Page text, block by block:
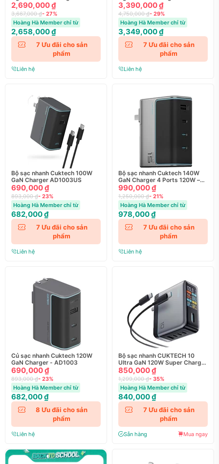
300W
2,690,000 ₫
3,667,000 ₫- 27%
Hoàng Hà Member chỉ từ
2,658,000 ₫
7 Ưu đãi cho sản
phẩm
Liên hệ
3,390,000 ₫
4,750,000 ₫- 29%
Hoàng Hà Member chỉ từ
3,349,000 ₫
7 Ưu đãi cho sản
phẩm
Liên hệ
Bộ sạc nhanh Cuktech 100W
GaN Charger AD1003US
690,000 ₫
893,000 ₫- 23%
Hoàng Hà Member chỉ từ
682,000 ₫
7 Ưu đãi cho sản
phẩm
Liên hệ
Bộ sạc nhanh Cuktech 140W
GaN Charger 4 Ports 120W –
AD1404U (Kèm cáp)
990,000 ₫
1,250,000 ₫- 21%
Hoàng Hà Member chỉ từ
978,000 ₫
7 Ưu đãi cho sản
phẩm
Liên hệ
Củ sạc nhanh Cuktech 120W
GaN Charger - AD1003
690,000 ₫
893,000 ₫- 23%
Hoàng Hà Member chỉ từ
682,000 ₫
8 Ưu đãi cho sản
phẩm
Liên hệ
Bộ sạc nhanh CUKTECH 10
Ultra GaN 120W Super Charger
– AD1204U (kèm cáp)
850,000 ₫
1,299,000 ₫- 35%
Hoàng Hà Member chỉ từ
840,000 ₫
7 Ưu đãi cho sản
phẩm
Sẵn hàng Mua ngay